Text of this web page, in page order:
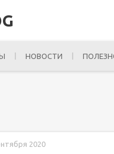
НОВОСТИ
2020